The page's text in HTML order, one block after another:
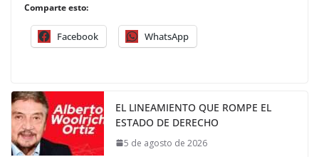
Comparte esto:
Facebook WhatsApp
EL LINEAMIENTO QUE ROMPE EL
ESTADO DE DERECHO
5 de agosto de 2026